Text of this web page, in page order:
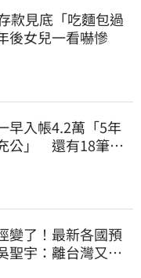
款見底「吃麵包過
女兒一看嚇慘
早入帳4.2萬「5年
公」 還有18筆錢
變了！最新各國預
宇：離台灣又更